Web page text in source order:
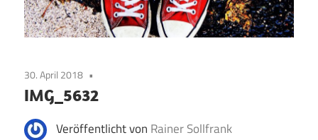
30. April 2018
IMG_5632
Veröffentlicht von Rainer Sollfrank